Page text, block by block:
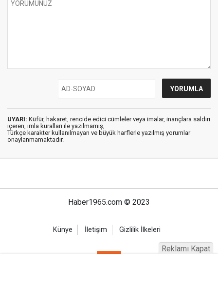
UYARI: Küfür, hakaret, rencide edici cümleler veya imalar, inançlara saldırı
içeren, imla kuralları ile yazılmamış,
Türkçe karakter kullanılmayan ve büyük harflerle yazılmış yorumlar
onaylanmamaktadır.
Haber1965.com © 2023
Künye İletişim Gizlilik İlkeleri
Reklamı Kapat